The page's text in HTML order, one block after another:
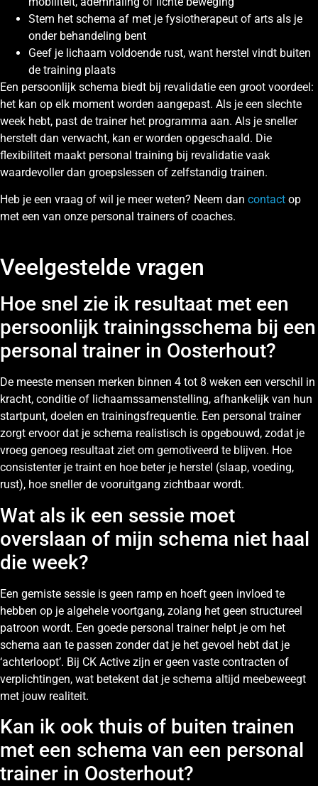
Stem het schema af met je fysiotherapeut of arts als je
onder behandeling bent
Geef je lichaam voldoende rust, want herstel vindt buiten
de training plaats
Een persoonlijk schema biedt bij revalidatie een groot voordeel:
het kan op elk moment worden aangepast. Als je een slechte
week hebt, past de trainer het programma aan. Als je sneller
herstelt dan verwacht, kan er worden opgeschaald. Die
flexibiliteit maakt personal training bij revalidatie vaak
waardevoller dan groepslessen of zelfstandig trainen.
Heb je een vraag of wil je meer weten? Neem dan contact op
met een van onze personal trainers of coaches.
Veelgestelde vragen
Hoe snel zie ik resultaat met een
persoonlijk trainingsschema bij een
personal trainer in Oosterhout?
De meeste mensen merken binnen 4 tot 8 weken een verschil in
kracht, conditie of lichaamssamenstelling, afhankelijk van hun
startpunt, doelen en trainingsfrequentie. Een personal trainer
zorgt ervoor dat je schema realistisch is opgebouwd, zodat je
vroeg genoeg resultaat ziet om gemotiveerd te blijven. Hoe
consistenter je traint en hoe beter je herstel (slaap, voeding,
rust), hoe sneller de vooruitgang zichtbaar wordt.
Wat als ik een sessie moet
overslaan of mijn schema niet haal
die week?
Een gemiste sessie is geen ramp en hoeft geen invloed te
hebben op je algehele voortgang, zolang het geen structureel
patroon wordt. Een goede personal trainer helpt je om het
schema aan te passen zonder dat je het gevoel hebt dat je
‘achterloopt’. Bij CK Active zijn er geen vaste contracten of
verplichtingen, wat betekent dat je schema altijd meebeweegt
met jouw realiteit.
Kan ik ook thuis of buiten trainen
met een schema van een personal
trainer in Oosterhout?